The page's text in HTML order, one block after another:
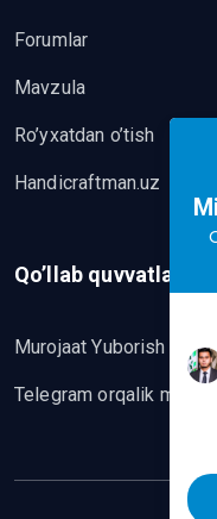
Forumlar
Mavzula
Ro’yxatdan o’tish
Handicraftman.uz
Qo’llab quvvatlash
Murojaat Yuborish
Telegram orqalik